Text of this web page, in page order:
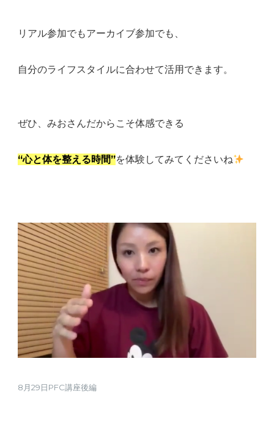
リアル参加でもアーカイブ参加でも、
自分のライフスタイルに合わせて活用できます。
ぜひ、みおさんだからこそ体感できる
“心と体を整える時間”を体験してみてくださいね
8月29日PFC講座後編